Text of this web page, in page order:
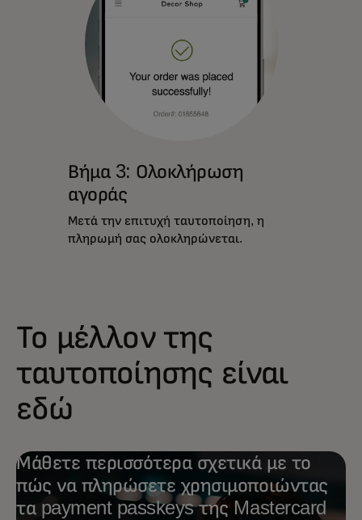
Βήμα 3: Ολοκλήρωση
αγοράς
Μετά την επιτυχή ταυτοποίηση, η
πληρωμή σας ολοκληρώνεται.
Το μέλλον της
ταυτοποίησης είναι
εδώ
Μάθετε περισσότερα σχετικά με το
πώς να πληρώσετε χρησιμοποιώντας
τα payment passkeys της Mastercard